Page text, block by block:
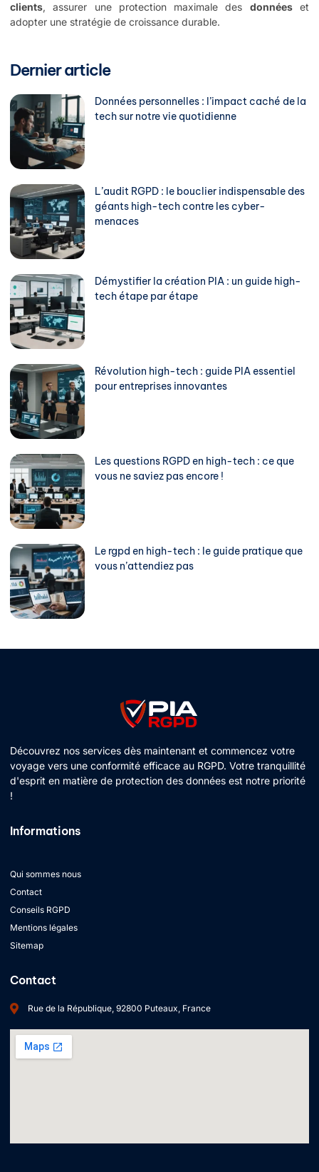
clients, assurer une protection maximale des donnéeset
adopter une stratégie de croissance durable.
Dernier article
Données personnelles : l’impact caché de la
tech sur notre vie quotidienne
L’audit RGPD : le bouclier indispensable des
géants high-tech contre les cyber-
menaces
Démystifier la création PIA : un guide high-
tech étape par étape
Révolution high-tech : guide PIA essentiel
pour entreprises innovantes
Les questions RGPD en high-tech : ce que
vous ne saviez pas encore !
Le rgpd en high-tech : le guide pratique que
vous n’attendiez pas
Découvrez nos services dès maintenant et commencez votre
voyage vers une conformité efficace au RGPD. Votre tranquillité
d'esprit en matière de protection des données est notre priorité
!
Informations
Qui sommes nous
Contact
Conseils RGPD
Mentions légales
Sitemap
Contact
Rue de la République, 92800 Puteaux, France